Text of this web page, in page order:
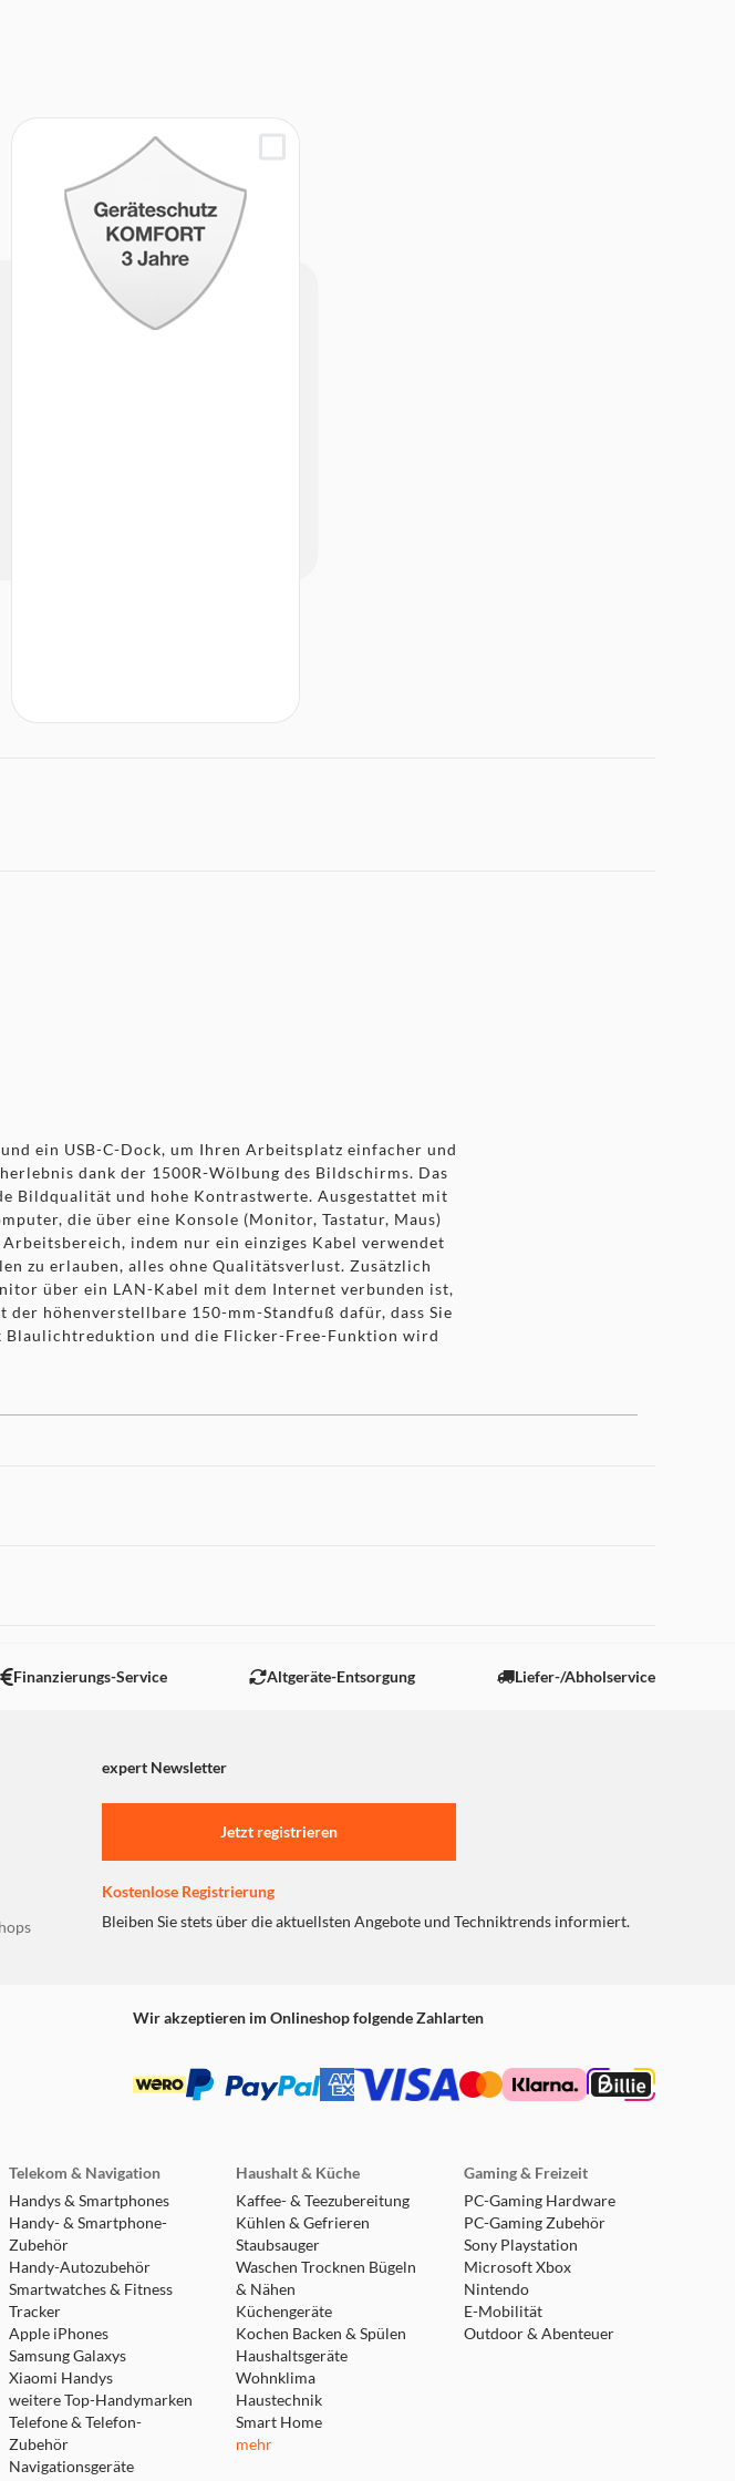
ein USB-C-Dock, um Ihren Arbeitsplatz einfacher und
dank der 1500R-Wölbung des Bildschirms. Das
Bildqualität und hohe Kontrastwerte. Ausgestattet mit
die über eine Konsole (Monitor, Tastatur, Maus)
indem nur ein einziges Kabel verwendet
zu erlauben, alles ohne Qualitätsverlust. Zusätzlich
über ein LAN-Kabel mit dem Internet verbunden ist,
höhenverstellbare 150-mm-Standfuß dafür, dass Sie
Blaulichtreduktion und die Flicker-Free-Funktion wird
Finanzierungs-Service Altgeräte-Entsorgung Liefer-/Abholservice
expert Newsletter
Jetzt registrieren
Kostenlose Registrierung
Bleiben Sie stets über die aktuellsten Angebote und Techniktrends informiert.
Wir akzeptieren im Onlineshop folgende Zahlarten
Telekom & Navigation
Handys & Smartphones
Handy- & Smartphone-
Zubehör
Handy-Autozubehör
Smartwatches & Fitness
Tracker
Apple iPhones
Samsung Galaxys
Xiaomi Handys
weitere Top-Handymarken
Telefone & Telefon-
Zubehör
Navigationsgeräte
Haushalt & Küche
Kaffee- & Teezubereitung
Kühlen & Gefrieren
Staubsauger
Waschen Trocknen Bügeln
& Nähen
Küchengeräte
Kochen Backen & Spülen
Haushaltsgeräte
Wohnklima
Haustechnik
Smart Home
mehr
Gaming & Freizeit
PC-Gaming Hardware
PC-Gaming Zubehör
Sony Playstation
Microsoft Xbox
Nintendo
E-Mobilität
Outdoor & Abenteuer